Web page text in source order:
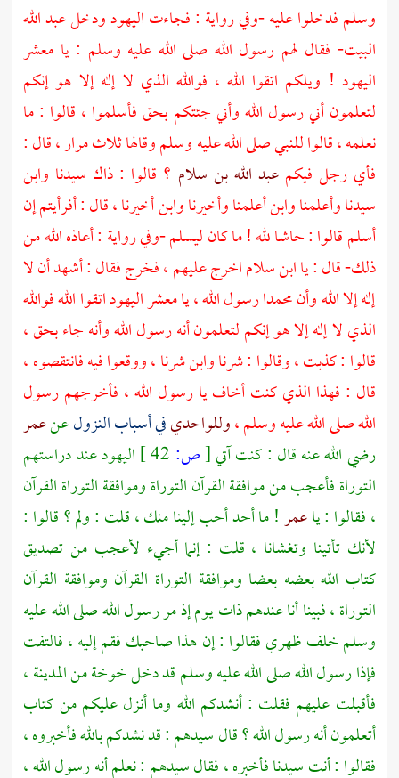
وسلم فدخلوا عليه -وفي رواية : فجاءت اليهود ودخلعبد الله
البيت- فقال لهم رسول الله صلى الله عليه وسلم : يا معشر
اليهود ! ويلكم اتقوا الله ، فوالله الذي لا إله إلا هو إنكم
لتعلمون أني رسول الله وأني جئتكم بحق فأسلموا ، قالوا : ما
نعلمه ، قالوا للنبي صلى الله عليه وسلم وقالها ثلاث مرار ، قال :
فأي رجل فيكمعبد الله بن سلام ؟ قالوا : ذاك سيدنا وابن
سيدنا وأعلمنا وابن أعلمنا وأخيرنا وابن أخيرنا ، قال : أفرأيتم إن
أسلم قالوا : حاشا لله ! ما كان ليسلم -وفي رواية : أعاذه الله من
ذلك- قال : ياابن سلاماخرج عليهم ، فخرج فقال : أشهد أن لا
إله إلا الله وأنمحمدارسول الله ، يا معشر اليهود اتقوا الله فوالله
الذي لا إله إلا هو إنكم لتعلمون أنه رسول الله وأنه جاء بحق ،
قالوا : كذبت ، وقالوا : شرنا وابن شرنا ، ووقعوا فيه فانتقصوه ،
قال : فهذا الذي كنت أخاف يا رسول الله ، فأخرجهم رسول
الله صلى الله عليه وسلم ،وللواحديفي أسباب النزولعنعمر
رضي الله عنه قال : كنت آتي[ص:
اليهود عند دراستهم
التوراة فأعجب من موافقة القرآن التوراة وموافقة التوراة القرآن
، فقالوا : ياعمر! ما أحد أحب إلينا منك ، قلت : ولم ؟ قالوا :
لأنك تأتينا وتغشانا ، قلت : إنما أجيء لأعجب من تصديق
كتاب الله بعضه بعضا وموافقة التوراة القرآن وموافقة القرآن
التوراة ، فبينا أنا عندهم ذات يوم إذ مر رسول الله صلى الله عليه
وسلم خلف ظهري فقالوا : إن هذا صاحبك فقم إليه ، فالتفت
فإذا رسول الله صلى الله عليه وسلم قد دخل خوخة منالمدينة،
فأقبلت عليهم فقلت : أنشدكم الله وما أنزل عليكم من كتاب
أتعلمون أنه رسول الله ؟ قال سيدهم : قد نشدكم بالله فأخبروه ،
فقالوا : أنت سيدنا فأخبره ، فقال سيدهم : نعلم أنه رسول الله ،